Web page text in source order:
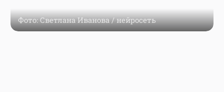
Фото: Светлана Иванова / нейросеть